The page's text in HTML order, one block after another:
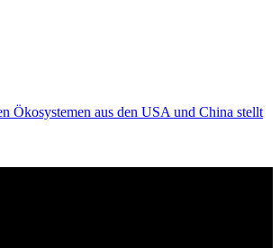
Ökosystemen aus den USA und China stellt